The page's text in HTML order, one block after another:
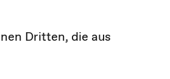
Dritten, die aus